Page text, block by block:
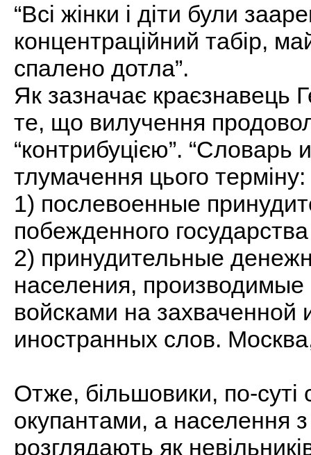
“Всi жiнки i дiти були
концентрацiйний табiр,
спалено дотла”.
Як зазначає краєзнавець
те, що вилучення
“контрибуцією”. “Словарь
тлумачення цього терміну:
1) послевоенные
побежденного
2) принудительные
населения,
войсками на захваченной
иностранных слов.
Отже, більшовики, по-
окупантами, а населення
розглядають як